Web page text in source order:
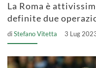
La Roma è
definite due
diStefano Vitetta 3 Lug